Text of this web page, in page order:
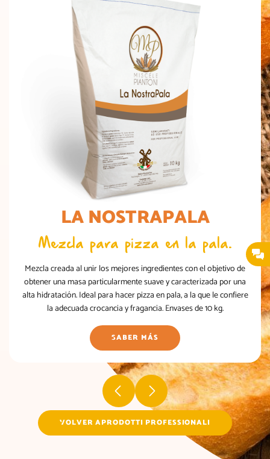
LA NOSTRAPALA
Mezcla para pizza en la pala.
Mezcla creada al unir los mejores ingredientes con el objetivo de
obtener una masa particularmente suave y caracterizada por una
alta hidratación. Ideal para hacer pizza en pala, a la que le confiere
la adecuada crocancia y fragancia. Envases de 10 kg.
SABER MÁS
VOLVER APRODOTTI PROFESSIONALI